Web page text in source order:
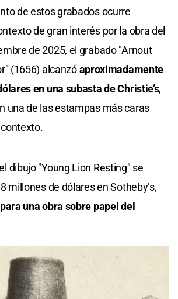
de estos grabados ocurre
de gran interés por la obra del
de 2025, el grabado "Arnout
(1656) alcanzóaproximadamente
en una subasta de Christie’s,
una de las estampas más caras
dibujo "Young Lion Resting" se
millones de dólares en Sotheby’s,
una obra sobre papel del